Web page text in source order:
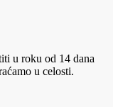
u roku od 14 dana
u celosti.